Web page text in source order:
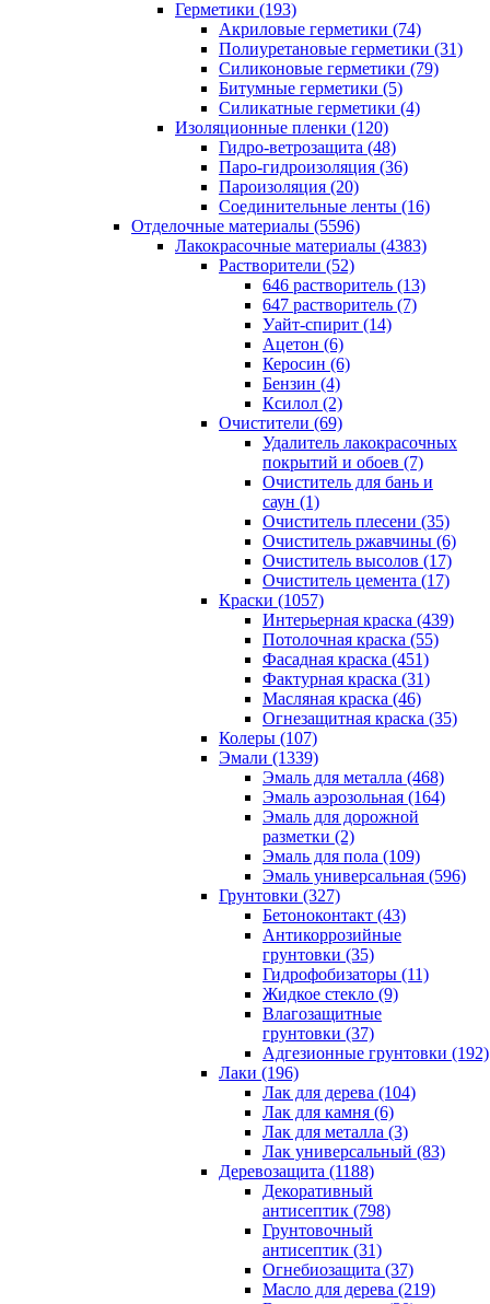
Герметики (193)
Акриловые герметики (74)
Полиуретановые герметики (31)
Силиконовые герметики (79)
Битумные герметики (5)
Силикатные герметики (4)
Изоляционные пленки (120)
Гидро-ветрозащита (48)
Паро-гидроизоляция (36)
Пароизоляция (20)
Соединительные ленты (16)
Отделочные материалы (5596)
Лакокрасочные материалы (4383)
Растворители (52)
646 растворитель (13)
647 растворитель (7)
Уайт-спирит (14)
Ацетон (6)
Керосин (6)
Бензин (4)
Ксилол (2)
Очистители (69)
Удалитель лакокрасочных
покрытий и обоев (7)
Очиститель для бань и
саун (1)
Очиститель плесени (35)
Очиститель ржавчины (6)
Очиститель высолов (17)
Очиститель цемента (17)
Краски (1057)
Интерьерная краска (439)
Потолочная краска (55)
Фасадная краска (451)
Фактурная краска (31)
Масляная краска (46)
Огнезащитная краска (35)
Колеры (107)
Эмали (1339)
Эмаль для металла (468)
Эмаль аэрозольная (164)
Эмаль для дорожной
разметки (2)
Эмаль для пола (109)
Эмаль универсальная (596)
Грунтовки (327)
Бетоноконтакт (43)
Антикоррозийные
грунтовки (35)
Гидрофобизаторы (11)
Жидкое стекло (9)
Влагозащитные
грунтовки (37)
Адгезионные грунтовки (192)
Лаки (196)
Лак для дерева (104)
Лак для камня (6)
Лак для металла (3)
Лак универсальный (83)
Деревозащита (1188)
Декоративный
антисептик (798)
Грунтовочный
антисептик (31)
Огнебиозащита (37)
Масло для дерева (219)